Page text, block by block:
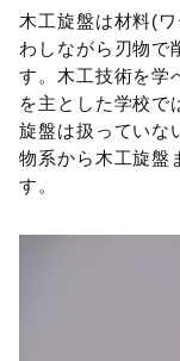
木工旋盤は材料(
わしながら刃物で
す。木工技術を学
を主とした学校で
旋盤は扱っていな
物系から木工旋盤
す。